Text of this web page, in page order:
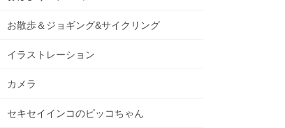
お散歩＆ジョギング&サイクリング
イラストレーション
カメラ
セキセイインコのピッコちゃん